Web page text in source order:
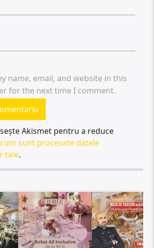
name, email, and website in this
for the next time I comment.
Akismet pentru a reduce
sunt procesate datele
tale.